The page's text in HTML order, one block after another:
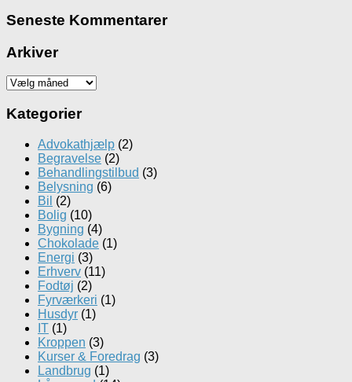
Seneste Kommentarer
Arkiver
Arkiver
Kategorier
Advokathjælp (2)
Begravelse (2)
Behandlingstilbud (3)
Belysning (6)
Bil (2)
Bolig (10)
Bygning (4)
Chokolade (1)
Energi (3)
Erhverv (11)
Fodtøj (2)
Fyrværkeri (1)
Husdyr (1)
IT (1)
Kroppen (3)
Kurser & Foredrag (3)
Landbrug (1)